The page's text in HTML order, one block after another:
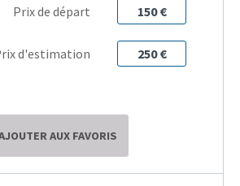
Prix de départ 150 €
d'estimation 250 €
AUX FAVORIS